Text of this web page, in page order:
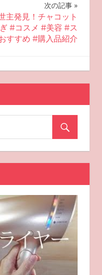
次の記事
主発見！チャコット
#コスメ #美容 #ス
すすめ #購入品紹介